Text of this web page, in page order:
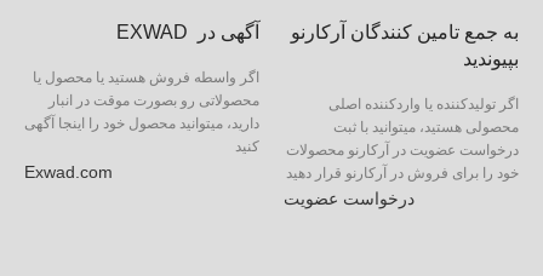
به جمع تامین کنندگان آرکارنو
بپیوندید
اگر تولیدکننده یا واردکننده اصلی
محصولی هستید، میتوانید با ثبت
درخواست عضویت در آرکارنو محصولات
خود را برای فروش در آرکارنو قرار دهید
درخواست عضویت
آگهی در EXWAD
اگر واسطه فروش هستید یا محصول یا
محصولاتی رو بصورت موقت در انبار
دارید، میتوانید محصول خود را اینجا آگهی
کنید
Exwad.com